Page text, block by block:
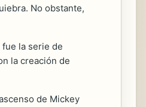
No obstante,
la serie de
la creación de
de Mickey